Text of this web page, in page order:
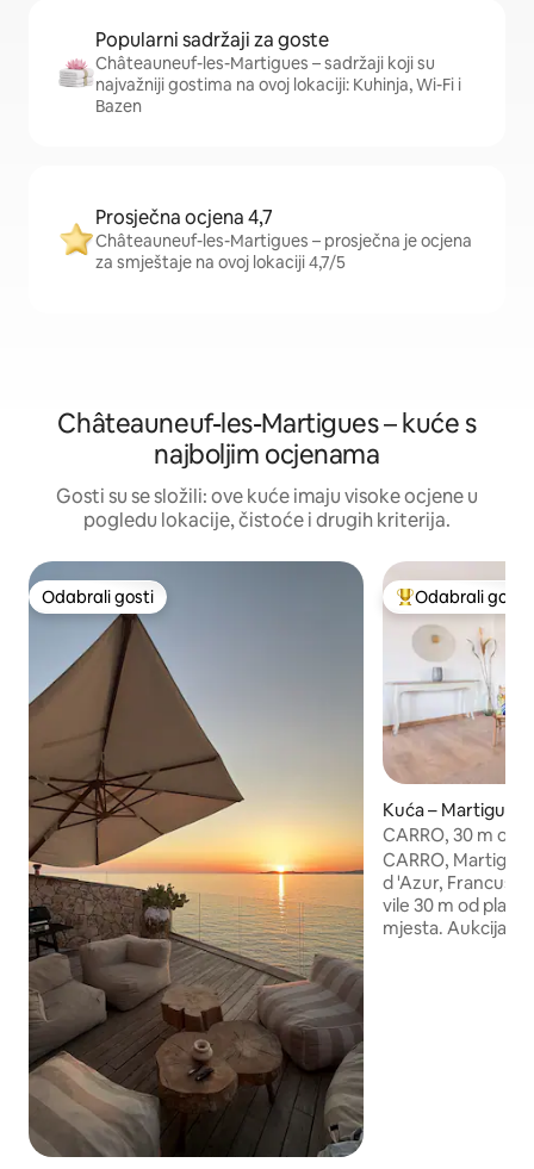
Popularni sadržaji za goste
Châteauneuf-les-Martigues – sadržaji koji su
najvažniji gostima na ovoj lokaciji: Kuhinja, Wi-Fi i
Bazen
Prosječna ocjena 4,7
Châteauneuf-les-Martigues – prosječna je ocjena
za smještaje na ovoj lokaciji 4,7/5
Châteauneuf-les-Martigues – kuće s
najboljim ocjenama
Gosti su se složili: ove kuće imaju visoke ocjene u
pogledu lokacije, čistoće i drugih kriterija.
Odabrali gosti
Odabrali gosti Među najviše
Odabrali gosti
Kuća – Martigues
CARRO, 30 m od
uzvišenom
CARRO,
d 'Azur,
vile 30 m od
mjesta. Aukcija